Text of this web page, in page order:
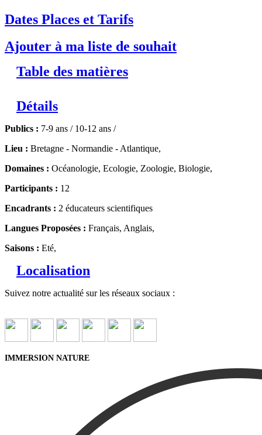
Dates Places et Tarifs
Ajouter à ma liste de souhait
Table des matières
Détails
Publics : 7-9 ans / 10-12 ans /
Lieu : Bretagne - Normandie - Atlantique,
Domaines : Océanologie, Ecologie, Zoologie, Biologie,
Participants : 12
Encadrants : 2 éducateurs scientifiques
Langues Proposées : Français, Anglais,
Saisons : Eté,
Localisation
Suivez notre actualité sur les réseaux sociaux :
IMMERSION NATURE